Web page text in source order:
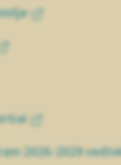
2026-2029